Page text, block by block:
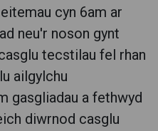
cyn 6am ar
neu'r noson gynt
tecstilau fel rhan
ailgylchu
gasgliadau a fethwyd
diwrnod casglu